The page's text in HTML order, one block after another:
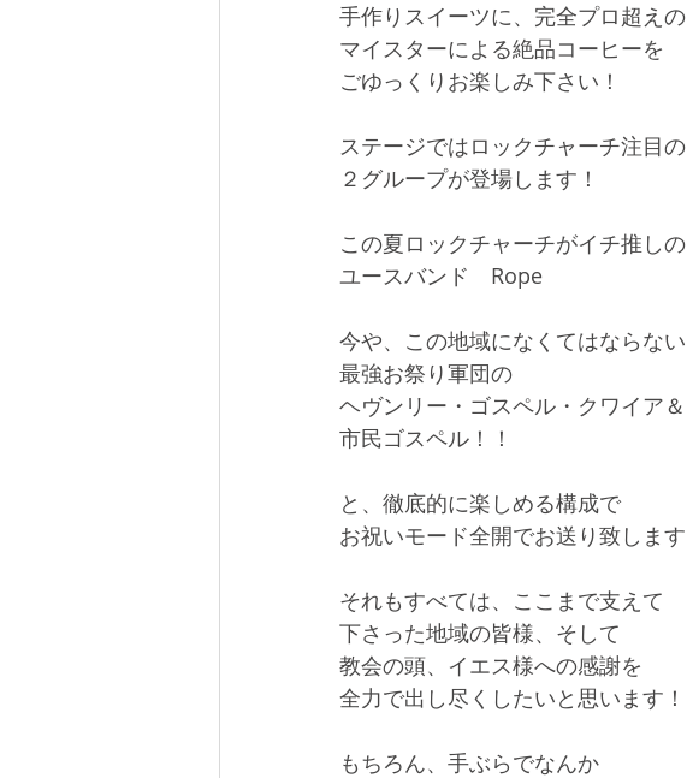
手作りスイーツに、完全プロ超えの
マイスターによる絶品コーヒーを
ごゆっくりお楽しみ下さい！
ステージではロックチャーチ注目の
２グループが登場します！
この夏ロックチャーチがイチ推しの
ユースバンド　Rope
今や、この地域になくてはならない
最強お祭り軍団の
ヘヴンリー・ゴスペル・クワイア＆
市民ゴスペル！！
と、徹底的に楽しめる構成で
お祝いモード全開でお送り致します
それもすべては、ここまで支えて
下さった地域の皆様、そして
教会の頭、イエス様への感謝を
全力で出し尽くしたいと思います！
もちろん、手ぶらでなんか